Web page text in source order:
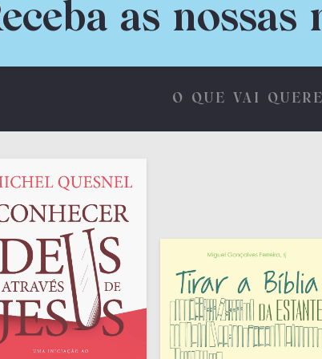
as nossas
O QUE VAI